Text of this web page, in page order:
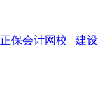
正保会计网校
建